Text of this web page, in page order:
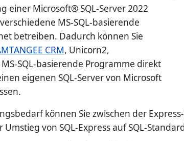
einer Microsoft® SQL-Server 2022
MS-SQL-basierende
betreiben. Dadurch können Sie
CRM, Unicorn2,
SQL-basierende Programme direkt
eigenen SQL-Server von Microsoft
können Sie zwischen der
Umstieg von SQL-Express auf SQL-